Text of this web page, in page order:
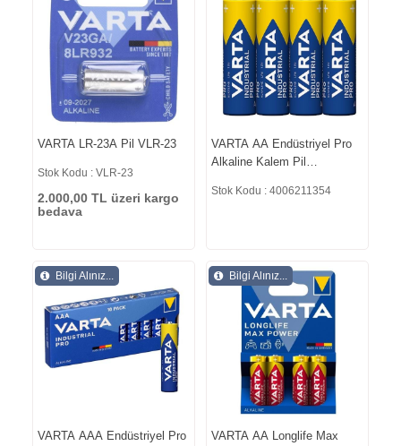
VARTA LR-23A Pil VLR-23
Stok Kodu : VLR-23
2.000,00 TL üzeri kargo
bedava
VARTA AA Endüstriyel Pro
Alkaline Kalem Pil
Stok Kodu : 4006211354
Bilgi Alınız...
VARTA AAA Endüstriyel Pro
Bilgi Alınız...
VARTA AA Longlife Max